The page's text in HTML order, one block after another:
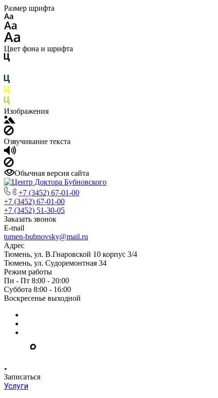
Размер шрифта
Цвет фона и шрифта
Изображения
Озвучивание текста
Обычная версия сайта
+7 (3452) 67-01-00
+7 (3452) 67-01-00
+7 (3452) 51-30-05
Заказать звонок
E-mail
tumen-bubnovsky@mail.ru
Адрес
Тюмень, ул. В.Гнаровской 10 корпус 3/4
Тюмень, ул. Судоремонтная 34
Режим работы
Пн - Пт 8:00 - 20:00
Суббота 8:00 - 16:00
Воскресенье выходной
Записаться
Услуги